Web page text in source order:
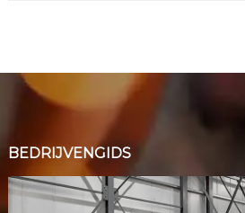
BEDRIJVENGIDS